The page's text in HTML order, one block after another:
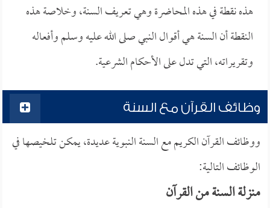
هذه نقطة في هذه المحاضرة وهي تعريف السنة، وخلاصة هذه
النقطة أن السنة هي أقوال النبي صلى الله عليه وسلم وأفعاله
وتقريراته، التي تدل على الأحكام الشرعية.
وظائف القرآن مع السنة
ووظائف القرآن الكريم مع السنة النبوية عديدة، يمكن تلخيصها في
الوظائف التالية:
منزلة السنة من القرآن